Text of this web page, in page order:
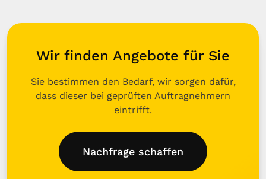
Wir finden Angebote für Sie
Sie bestimmen den Bedarf, wir sorgen dafür,
dass dieser bei geprüften Auftragnehmern
eintrifft.
Nachfrage schaffen